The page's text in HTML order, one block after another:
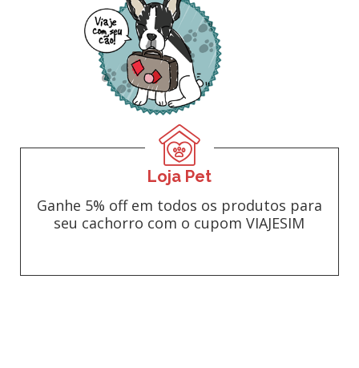
Loja Pet
Ganhe 5% off em todos os produtos para
seu cachorro com o cupom VIAJESIM